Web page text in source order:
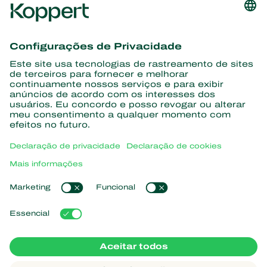
informações
Assine aqui
Parceiros com a natureza
Vespas Parasitoides
Nematoides benéficos
Microorganismos benéficos
Proteção de culturas
Sobre a Koppert
Centro de informações
Trabalhe na Koppert
Links de Interesse
Natutec
Gazebo
Koppert Global
Gerir cookies